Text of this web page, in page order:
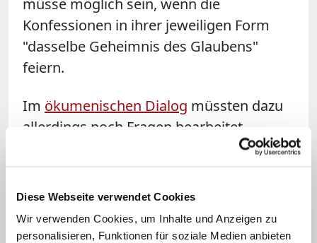
Diese Webseite verwendet Cookies
Wir verwenden Cookies, um Inhalte und Anzeigen zu
personalisieren, Funktionen für soziale Medien anbieten
Konfessionen in ihrer jeweiligen Form
"dasselbe Geheimnis des Glaubens"
feiern.
Im ökumenischen Dialog müssten dazu
allerdings noch Fragen bearbeitet
sowohl die evangelische wie auch die
katholische Seite Praktiken überprüfen;
während protestantisch "der Begriff der